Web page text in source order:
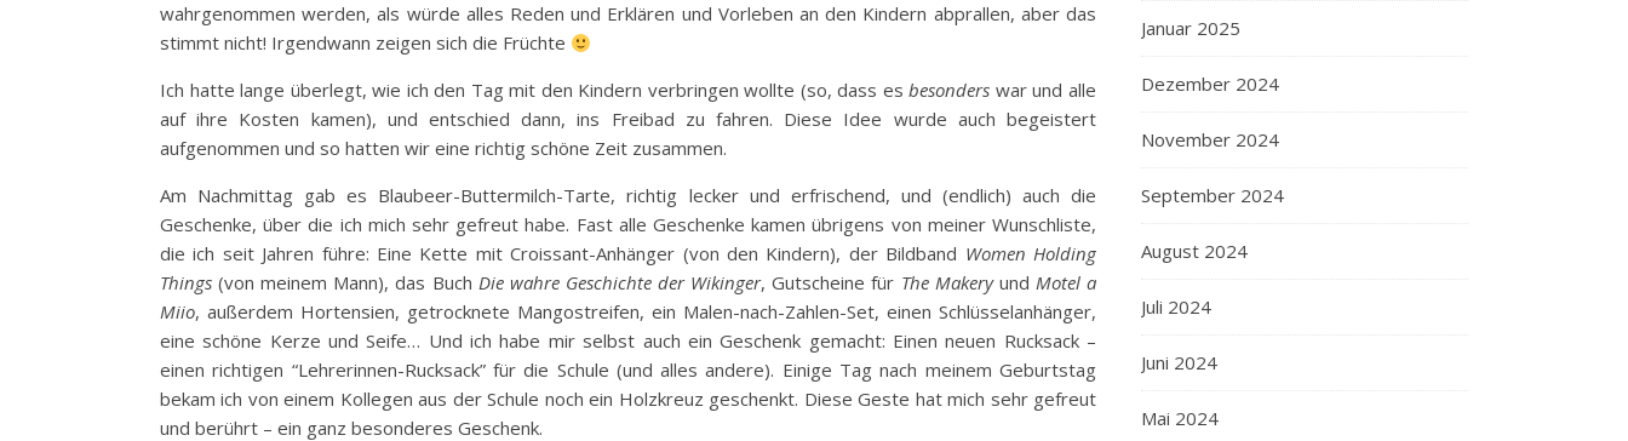
wahrgenommen werden, als würde alles Reden und Erklären und Vorleben an den Kindern abprallen, aber das
stimmt nicht! Irgendwann zeigen sich die Früchte
Ich hatte lange überlegt, wie ich den Tag mit den Kindern verbringen wollte (so, dass esbesonders war und alle
auf ihre Kosten kamen), und entschied dann, ins Freibad zu fahren. Diese Idee wurde auch begeistert
aufgenommen und so hatten wir eine richtig schöne Zeit zusammen.
Am Nachmittag gab es Blaubeer-Buttermilch-Tarte, richtig lecker und erfrischend, und (endlich) auch die
Geschenke, über die ich mich sehr gefreut habe. Fast alle Geschenke kamen übrigens von meiner Wunschliste,
die ich seit Jahren führe: Eine Kette mit Croissant-Anhänger (von den Kindern), der Bildband Women Holding
Things (von meinem Mann), das Buch Die wahre Geschichte der Wikinger, Gutscheine für The Makeryund Motel a
Miio, außerdem Hortensien, getrocknete Mangostreifen, ein Malen-nach-Zahlen-Set, einen Schlüsselanhänger,
eine schöne Kerze und Seife… Und ich habe mir selbst auch ein Geschenk gemacht: Einen neuen Rucksack –
einen richtigen “Lehrerinnen-Rucksack” für die Schule (und alles andere). Einige Tag nach meinem Geburtstag
bekam ich von einem Kollegen aus der Schule noch ein Holzkreuz geschenkt. Diese Geste hat mich sehr gefreut
und berührt – ein ganz besonderes Geschenk.
Januar 2025
Dezember 2024
November 2024
September 2024
August 2024
Juli 2024
Juni 2024
Mai 2024